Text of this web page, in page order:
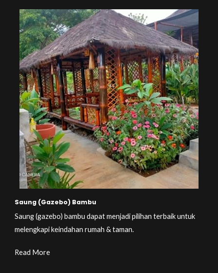
Saung (Gazebo) Bambu
Saung (gazebo) bambu dapat menjadi pilihan terbaik untuk
melengkapi keindahan rumah & taman.
Read More